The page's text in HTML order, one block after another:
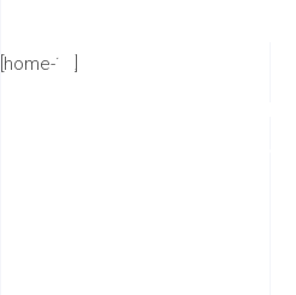
[home-12]